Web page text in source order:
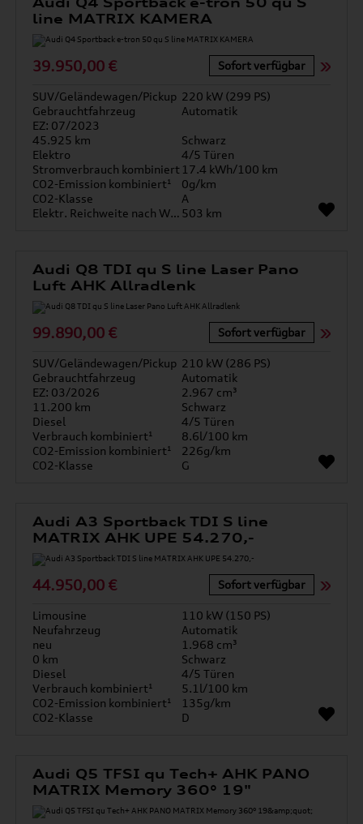
line MATRIX KAMERA
39.950,00 € Sofort verfügbar
SUV/Geländewagen/Pickup 220 kW (299 PS)
Gebrauchtfahrzeug
Automatik
EZ: 07/2023
45.925 km
Schwarz
Elektro
4/5 Türen
Stromverbrauch kombiniert 17.4 kWh/100 km
CO2-Emission kombiniert¹
0g/km
CO2-Klasse
A
Elektr. Reichweite nach WLTP* 503 km
Audi Q8 TDI qu S line Laser Pano
Luft AHK Allradlenk
99.890,00 € Sofort verfügbar
SUV/Geländewagen/Pickup 210 kW (286 PS)
Gebrauchtfahrzeug
Automatik
EZ: 03/2026
2.967 cm³
11.200 km
Schwarz
Diesel
4/5 Türen
Verbrauch kombiniert¹
8.6l/100 km
CO2-Emission kombiniert¹
226g/km
CO2-Klasse
G
Audi A3 Sportback TDI S line
MATRIX AHK UPE 54.270,-
44.950,00 € Sofort verfügbar
Limousine
110 kW (150 PS)
Neufahrzeug
Automatik
neu
1.968 cm³
0 km
Schwarz
Diesel
4/5 Türen
Verbrauch kombiniert¹
5.1l/100 km
CO2-Emission kombiniert¹
135g/km
CO2-Klasse
D
Audi Q5 TFSI qu Tech+ AHK PANO
MATRIX Memory 360° 19"